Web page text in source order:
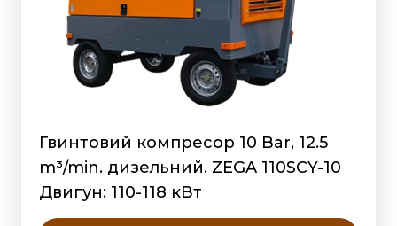
Гвинтовий компресор 10 Bar, 12.5
m³/min. дизельний. ZEGA 110SCY-10
Двигун: 110-118 кВт